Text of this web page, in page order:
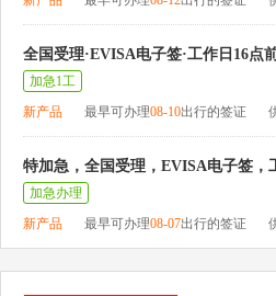
全国受理·EVISA电子签·工作日16点
加急1工
新产品
最早可办理08-10出行的签证
特加急，全国受理，EVISA电子签，
加急办理
新产品
最早可办理08-07出行的签证